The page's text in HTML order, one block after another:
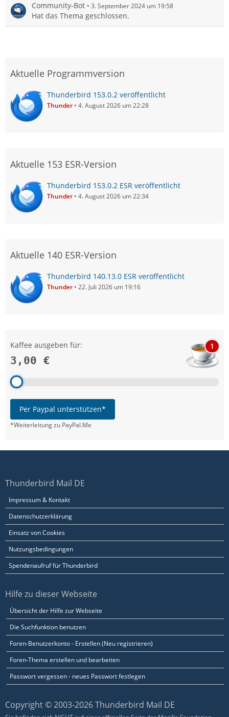
Community-Bot 3. September 2024 um 19:58
Hat das Thema geschlossen.
Aktuelle Programmversion
Thunderbird 153.0.2 veröffentlicht
Thunder 4. August 2026 um 22:28
Aktuelle 153 ESR-Version
Thunderbird 153.0.2 ESR veröffentlicht
Thunder 4. August 2026 um 22:34
Aktuelle 140 ESR-Version
Thunderbird 140.13.0 ESR veröffentlicht
Thunder 22. Juli 2026 um 19:16
Kaffee ausgeben für:
3,00 €
1
Per Paypal unterstützen*
*Weiterleitung zu PayPal.Me
Thunderbird Mail DE
Impressum & Kontakt
Datenschutzerklärung
Einsatz von Cookies
Nutzungsbedingungen
Spendenaufruf für Thunderbird
Hilfe zu dieser Webseite
Übersicht der Hilfe zur Webseite
Die Suchfunktion benutzen
Foren-Benutzerkonto - Erstellen (Neu registrieren)
Foren-Thema erstellen und bearbeiten
Passwort vergessen - neues Passwort festlegen
Copyright © 2003-2026 Thunderbird Mail DE